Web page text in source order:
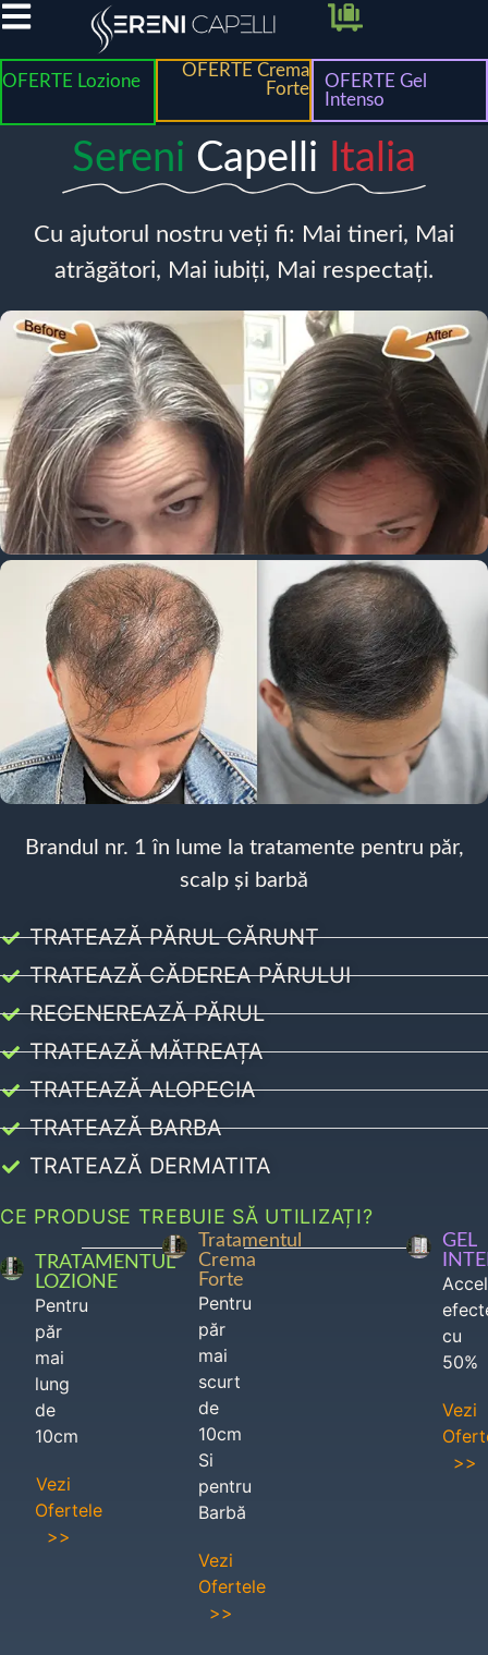
OFERTE Lozione
OFERTE Crema
Forte
OFERTE Gel
Intenso
Sereni Capelli Italia
Cu ajutorul nostru veți fi: Mai tineri, Mai
atrăgători, Mai iubiți, Mai respectați.
Brandul nr. 1 în lume la tratamente pentru păr,
scalp și barbă
TRATEAZĂ PĂRUL CĂRUNT
TRATEAZĂ CĂDEREA PĂRULUI
REGENEREAZĂ PĂRUL
TRATEAZĂ MĂTREAȚA
TRATEAZĂ ALOPECIA
TRATEAZĂ BARBA
TRATEAZĂ DERMATITA
CE PRODUSE TREBUIE SĂ UTILIZAȚI?
TRATAMENTUL
LOZIONE
Pentru
păr
mai
lung
de
10cm
Vezi
Ofertele
>>
Tratamentul
Crema
Forte
Pentru
păr
mai
scurt
de
10cm
Si
pentru
Barbă
Vezi
Ofertele
>>
GEL
cu
50%
Vezi
>>